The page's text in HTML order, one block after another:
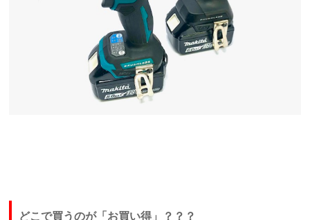
どこで買うのが「お買い得」？？？